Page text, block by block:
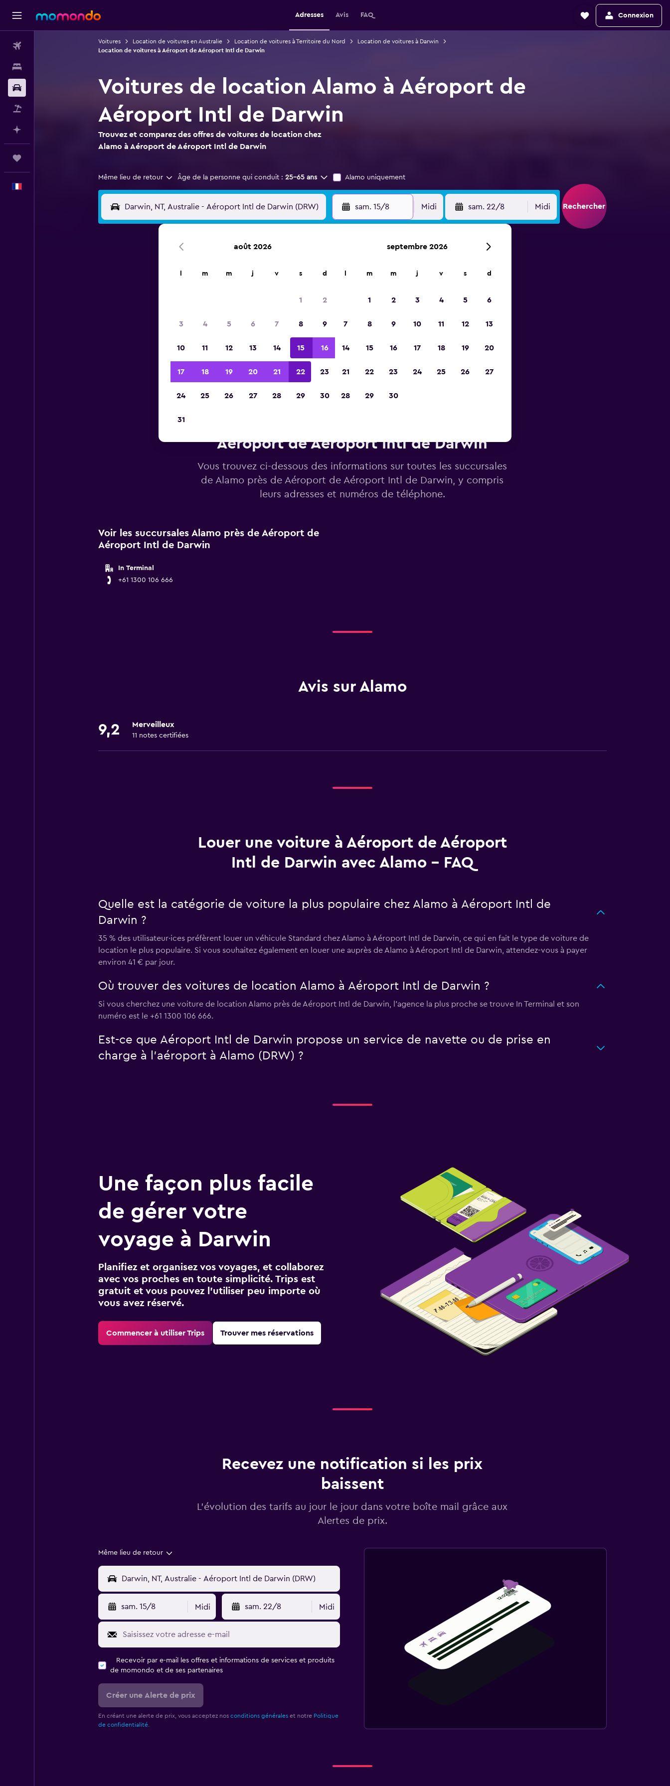
Adresses Avis FAQ Connexion
Voitures Location de voitures en Australie Location de voitures à Territoire du Nord
Location de voitures à Darwin
Location de voitures à Aéroport de Aéroport Intl de Darwin
Voitures de location Alamo à Aéroport de
Aéroport Intl de Darwin
Trouvez et comparez des offres de voitures de location chez
Alamo à Aéroport de Aéroport Intl de Darwin
Même lieu de retour Âge de la personne qui conduit : 25-65 ans Alamo uniquement
sam. 15/8 Midi sam. 22/8 Midi Rechercher
2023
Aéroport de Aéroport Intl de Darwin
Vous trouvez ci-dessous des informations sur toutes les succursales
de Alamo près de Aéroport de Aéroport Intl de Darwin, y compris
leurs adresses et numéros de téléphone.
Voir les succursales Alamo près de Aéroport de
Aéroport Intl de Darwin
In Terminal
+61 1300 106 666
Avis sur Alamo
9,2 Merveilleux
11 notes certifiées
Louer une voiture à Aéroport de Aéroport
Intl de Darwin avec Alamo - FAQ
Quelle est la catégorie de voiture la plus populaire chez Alamo à Aéroport Intl de
Darwin ?
35 % des utilisateur·ices préfèrent louer un véhicule Standard chez Alamo à Aéroport Intl de Darwin, ce qui en fait le type de voiture de
location le plus populaire. Si vous souhaitez également en louer une auprès de Alamo à Aéroport Intl de Darwin, attendez-vous à payer
environ 41 € par jour.
Où trouver des voitures de location Alamo à Aéroport Intl de Darwin ?
Si vous cherchez une voiture de location Alamo près de Aéroport Intl de Darwin, l’agence la plus proche se trouve In Terminal et son
numéro est le +61 1300 106 666.
Est-ce que Aéroport Intl de Darwin propose un service de navette ou de prise en
charge à l’aéroport à Alamo (DRW) ?
Une façon plus facile
de gérer votre
voyage à Darwin
Planifiez et organisez vos voyages, et collaborez
avec vos proches en toute simplicité. Trips est
gratuit et vous pouvez l’utiliser peu importe où
vous avez réservé.
Commencer à utiliser Trips Trouver mes réservations
Recevez une notification si les prix
baissent
L’évolution des tarifs au jour le jour dans votre boîte mail grâce aux
Alertes de prix.
Même lieu de retour
sam. 15/8 Midi sam. 22/8 Midi
Recevoir par e-mail les offres et informations de services et produits
de momondo et de ses partenaires
Créer une Alerte de prix
En créant une alerte de prix, vous acceptez nos conditions généraleset notre Politique
de confidentialité.
août 2026
m m j v s d
1 2
3 4 5 6 7 8 9
10 11 12 13 14 15 16
17 18 19 20 21 22 23
24 25 26 27 28 29 30
31
septembre 2026
m m j v s d
1 2 3 4 5 6
7 8 9 10 11 12 13
14 15 16 17 18 19 20
21 22 23 24 25 26 27
28 29 30